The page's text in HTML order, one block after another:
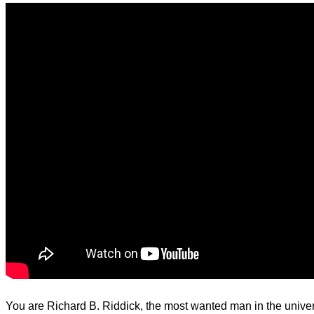
You are Richard B. Riddick, the most wanted man in the